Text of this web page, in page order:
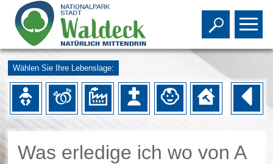
Toggle
Wählen Sie Ihre Lebenslage:
Was erledige ich wo von A